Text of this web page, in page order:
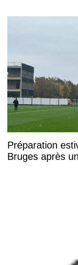
Préparation
Bruges après